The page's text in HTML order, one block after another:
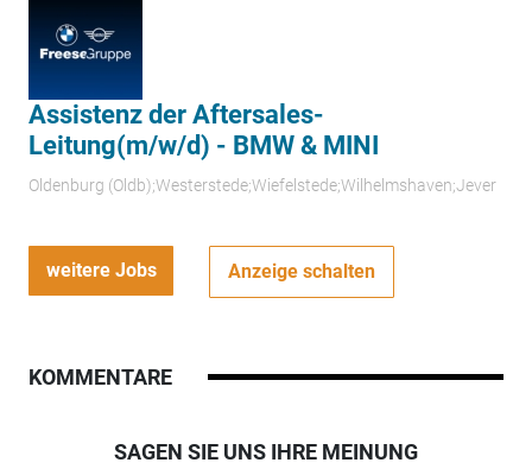
Assistenz der Aftersales-
Leitung(m/w/d) - BMW & MINI
Oldenburg (Oldb);Westerstede;Wiefelstede;Wilhelmshaven;Jever
weitere Jobs Anzeige schalten
KOMMENTARE
SAGEN SIE UNS IHRE MEINUNG